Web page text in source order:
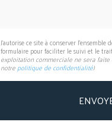
J'autorise ce site à conserver l'ensemble
formulaire pour faciliter le suivi et le
exploitation commerciale ne sera faite
notre politique de confidentialité)